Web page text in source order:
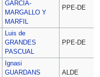
GARCÍA-
MARGALLO Y
MARFIL
PPE-DE
Luis de
GRANDES
PASCUAL
PPE-DE
Ignasi
GUARDANS
ALDE